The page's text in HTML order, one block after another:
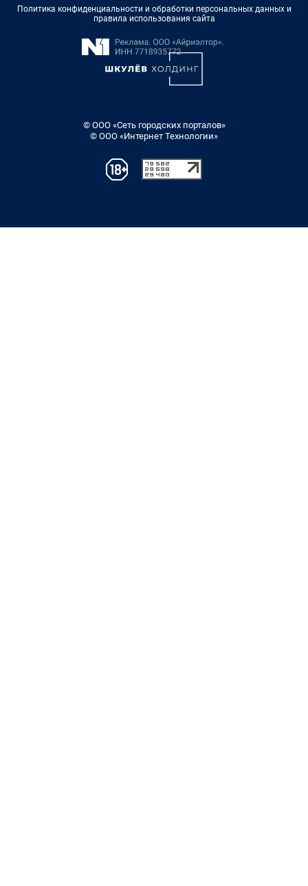
Политика конфиденциальности и обработки персональных данных и
правила использования сайта
© ООО «Сеть городских порталов»
© ООО «Интернет Технологии»